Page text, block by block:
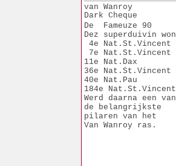
van Wanroy
Dark Cheque
De  Fameuze 90
Dez superduivin won
4e Nat.St.Vincent
7e Nat.St.Vincent
11e Nat.Dax
36e Nat.St.Vincent
40e Nat.Pau
184e Nat.St.Vincent
Werd daarna een van
de belangrijkste
pilaren van het
Van Wanroy ras.